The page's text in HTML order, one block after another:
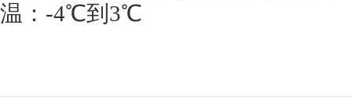
温：-4℃到3℃